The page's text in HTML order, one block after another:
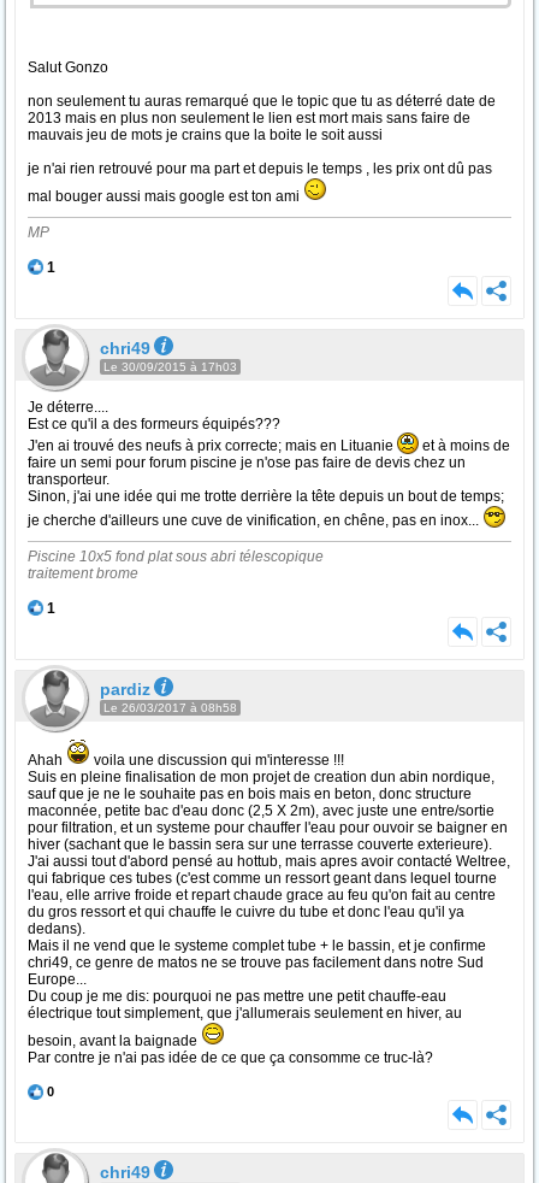
Salut Gonzo
non seulement tu auras remarqué que le topic que tu as déterré date de
2013 mais en plus non seulement le lien est mort mais sans faire de
mauvais jeu de mots je crains que la boite le soit aussi
je n'ai rien retrouvé pour ma part et depuis le temps , les prix ont dû pas
mal bouger aussi mais google est ton ami
MP
1
chri49
Le 30/09/2015 à 17h03
Je déterre....
Est ce qu'il a des formeurs équipés???
J'en ai trouvé des neufs à prix correcte; mais en Lituanie
et à moins de
faire un semi pour forum piscine je n'ose pas faire de devis chez un
transporteur.
Sinon, j'ai une idée qui me trotte derrière la tête depuis un bout de temps;
je cherche d'ailleurs une cuve de vinification, en chêne, pas en inox...
Piscine 10x5 fond plat sous abri télescopique
traitement brome
1
pardiz
Le 26/03/2017 à 08h58
Ahah
voila une discussion qui m'interesse !!!
Suis en pleine finalisation de mon projet de creation dun abin nordique,
sauf que je ne le souhaite pas en bois mais en beton, donc structure
maconnée, petite bac d'eau donc (2,5 X 2m), avec juste une entre/sortie
pour filtration, et un systeme pour chauffer l'eau pour ouvoir se baigner en
hiver (sachant que le bassin sera sur une terrasse couverte exterieure).
J'ai aussi tout d'abord pensé au hottub, mais apres avoir contacté Weltree,
qui fabrique ces tubes (c'est comme un ressort geant dans lequel tourne
l'eau, elle arrive froide et repart chaude grace au feu qu'on fait au centre
du gros ressort et qui chauffe le cuivre du tube et donc l'eau qu'il ya
dedans).
Mais il ne vend que le systeme complet tube + le bassin, et je confirme
chri49, ce genre de matos ne se trouve pas facilement dans notre Sud
Europe...
Du coup je me dis: pourquoi ne pas mettre une petit chauffe-eau
électrique tout simplement, que j'allumerais seulement en hiver, au
besoin, avant la baignade
Par contre je n'ai pas idée de ce que ça consomme ce truc-là?
0
chri49